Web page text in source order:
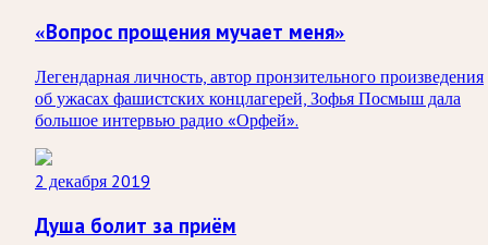
«Вопрос прощения мучает меня»
Легендарная личность, автор пронзительного произведения
об ужасах фашистских концлагерей, Зофья Посмыш дала
большое интервью радио «Орфей».
2 декабря 2019
Душа болит за приём